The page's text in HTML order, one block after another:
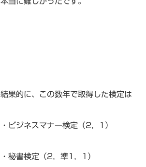
結果的に、この数年で取得した検定は
・ビジネスマナー検定（2，1）
・秘書検定（2，準1，1）